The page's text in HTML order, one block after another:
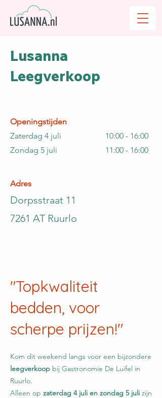
Lusanna
Leegverkoop
Openingstijden
Zaterdag 4 juli
Zondag 5 juli
10:00 - 16:00
11:00 - 16:00
Adres
Dorpsstraat 11
7261 AT Ruurlo
"Topkwaliteit
bedden, voor
scherpe prijzen!"
Kom dit weekend langs voor een bijzondere
leegverkoop bij Gastronomie De Luifel in
Ruurlo.
Alleen op zaterdag 4 juli en zondag 5 juli zijn